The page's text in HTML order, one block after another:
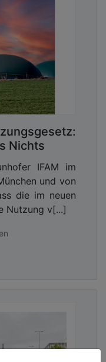
Nichts
IFAM im
und von
die im neuen
Nutzung v[...]